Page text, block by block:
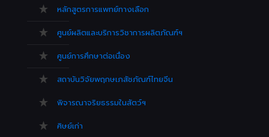
หลักสูตรการแพทย์ทางเลือก
ศูนย์ผลิตและบริการวิชาการผลิตภัณฑ์ฯ
ศูนย์การศึกษาต่อเนื่อง
สถาบันวิจัยพฤกษเภสัชภัณฑ์ไทยจีน
พิจารณาจริยธรรมในสัตว์ฯ
ศิษย์เก่า